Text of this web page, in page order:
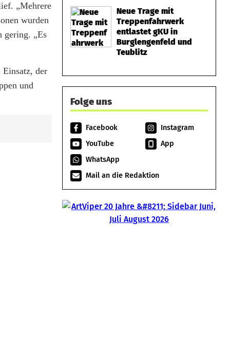
„Mehrere
wurden
gering. „Es
Einsatz, der
und
Neue Trage mit
Treppenfahrwerk
entlastet gKU in
Burglengenfeld und
Teublitz
Folge uns
Facebook
Instagram
YouTube
App
WhatsApp
Mail an die Redaktion